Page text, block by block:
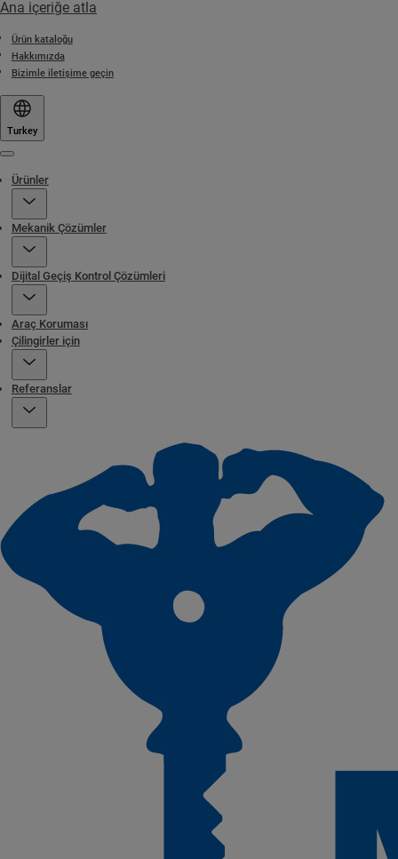
Ana içeriğe atla
Ürün kataloğu
Hakkımızda
Bizimle iletişime geçin
Turkey
Ürünler
Mekanik Çözümler
Dijital Geçiş Kontrol Çözümleri
Araç Koruması
Çilingirler için
Referanslar